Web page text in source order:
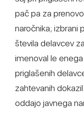
pač pa za
naročnika; izbrani
števila delavcev
imenoval le
priglašenih
zahtevanih
oddajo javnega